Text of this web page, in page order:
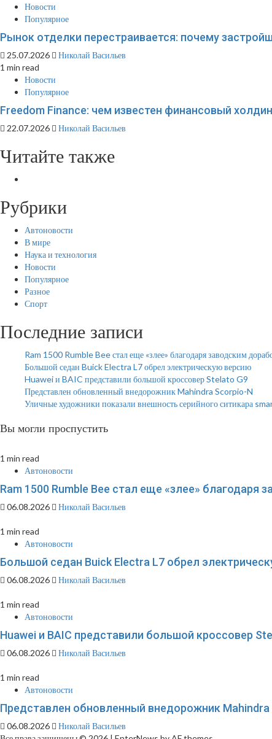
Новости
Популярное
Рынок отделки перестраивается: почему
25.07.2026
Николай Васильев
1 min read
Новости
Популярное
Freedom Finance: чем известен финансовый
22.07.2026 Николай Васильев
Читайте также
Рубрики
Автоновости
В мире
Наука и технология
Новости
Популярное
Разное
Спорт
Последние записи
Ram 1500 Rumble Bee стал еще «злее» благодаря заводским
Большой седан Buick Electra L7 обрел электрическую версию
Huawei и BAIC представили большой кроссовер Stelato G9
Представлен обновленный внедорожник Mahindra Scorpio-N
Уличные художники показали внешность серийного ситикара
Вы могли проспустить
1 min read
Автоновости
Ram 1500 Rumble Bee стал еще «злее» благодаря
06.08.2026 Николай Васильев
1 min read
Автоновости
Большой седан Buick Electra L7 обрел
06.08.2026 Николай Васильев
1 min read
Автоновости
Huawei и BAIC представили большой кроссовер
06.08.2026 Николай Васильев
1 min read
Автоновости
Представлен обновленный внедорожник
06.08.2026
Николай Васильев